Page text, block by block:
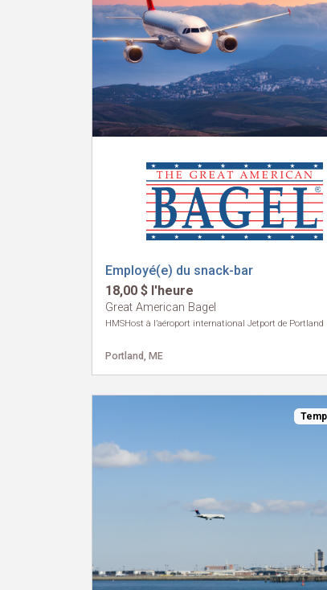
Employé(e) du snack-bar
18,00 $ l'heure
Great American Bagel
HMSHost à l’aéroport international Jetport de Portland
Portland, ME